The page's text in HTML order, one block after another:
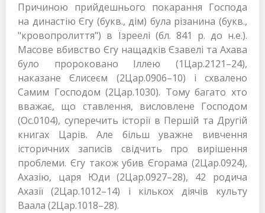
Причиною прийдешнього покарання Господа
на династію Єгу (букв., дім) була різанина (букв.,
"кровопролиття") в Їзреелі (бл. 841 р. до н.е.).
Масове вбивство Єгу нащадків Єзавелі та Ахава
було пророковано Іллею (1Цар.2121–24),
наказане Єлисеєм (2Цар.0906–10) і схвалено
Самим Господом (2Цар.1030). Тому багато хто
вважає, що ставлення, висловлене Господом
(Ос.0104), суперечить історії в Першій та Другій
книгах Царів. Але більш уважне вивчення
історичних записів свідчить про вирішення
проблеми. Єгу також убив Єгорама (2Цар.0924),
Ахазію, царя Юди (2Цар.0927–28), 42 родича
Ахазії (2Цар.1012–14) і кількох діячів культу
Ваала (2Цар.1018–28).